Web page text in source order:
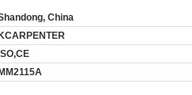
China
KCARPENTER
ISO,CE
MM2115A